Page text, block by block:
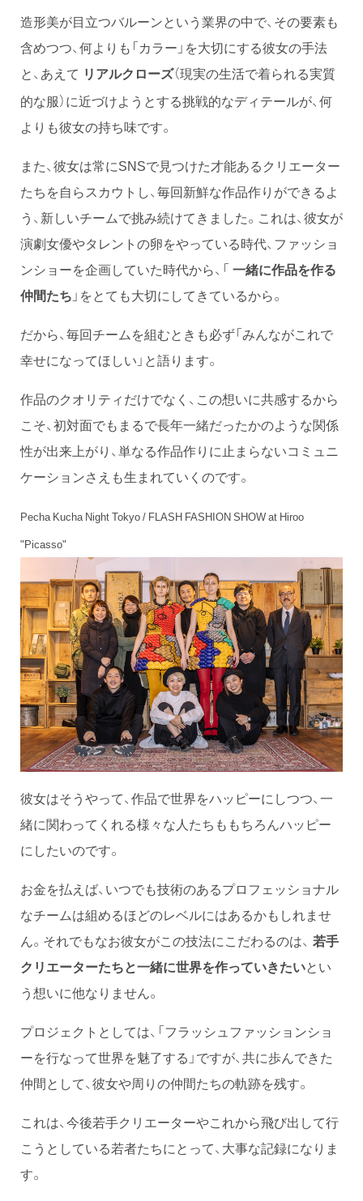
造形美が目立つバルーンという業界の中で、その要素も
含めつつ、何よりも「カラー」を大切にする彼女の手法
と、あえて リアルクローズ（現実の生活で着られる実質
的な服）に近づけようとする挑戦的なディテールが、何
よりも彼女の持ち味です。
また、彼女は常にSNSで見つけた才能あるクリエーター
たちを自らスカウトし、毎回新鮮な作品作りができるよ
う、新しいチームで挑み続けてきました。これは、彼女が
演劇女優やタレントの卵をやっている時代、ファッショ
ンショーを企画していた時代から、「 一緒に作品を作る
仲間たち 」をとても大切にしてきているから。
だから、毎回チームを組むときも必ず「みんながこれで
幸せになってほしい」と語ります。
作品のクオリティだけでなく、この想いに共感するから
こそ、初対面でもまるで長年一緒だったかのような関係
性が出来上がり、単なる作品作りに止まらないコミュニ
ケーションさえも生まれていくのです。
Pecha Kucha Night Tokyo / FLASH FASHION SHOW at Hiroo
"Picasso"
彼女はそうやって、作品で世界をハッピーにしつつ、一
緒に関わってくれる様々な人たちももちろんハッピー
にしたいのです。
お金を払えば、いつでも技術のあるプロフェッショナル
なチームは組めるほどのレベルにはあるかもしれませ
ん。それでもなお彼女がこの技法にこだわるのは、 若手
クリエーターたちと一緒に世界を作っていきたいとい
う想いに他なりません。
プロジェクトとしては、「フラッシュファッションショ
ーを行なって世界を魅了する」ですが、共に歩んできた
仲間として、彼女や周りの仲間たちの軌跡を残す。
これは、今後若手クリエーターやこれから飛び出して行
こうとしている若者たちにとって、大事な記録になりま
す。